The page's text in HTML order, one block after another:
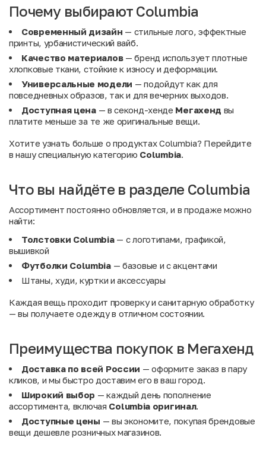
Почему выбирают Columbia
Современный дизайн — стильные лого, эффектные
принты, урбанистический вайб.
Качество материалов— бренд использует плотные
хлопковые ткани, стойкие к износу и деформации.
Универсальные модели — подойдут как для
повседневных образов, так и для вечерних выходов.
Доступная цена— в секонд-хенде Мегахенд вы
платите меньше за те же оригинальные вещи.
Хотите узнать больше о продуктах Columbia? Перейдите
в нашу специальную категорию Columbia.
Что вы найдёте в разделе Columbia
Ассортимент постоянно обновляется, и в продаже можно
найти:
Толстовки Columbia— с логотипами, графикой,
вышивкой
Футболки Columbia— базовые и с акцентами
Штаны, худи, куртки и аксессуары
Каждая вещь проходит проверку и санитарную обработку
— вы получаете одежду в отличном состоянии.
Преимущества покупок в Мегахенд
Доставка по всей России — оформите заказ в пару
кликов, и мы быстро доставим его в ваш город.
Широкий выбор — каждый день пополнение
ассортимента, включая Columbia оригинал.
Доступные цены — вы экономите, покупая брендовые
вещи дешевле розничных магазинов.